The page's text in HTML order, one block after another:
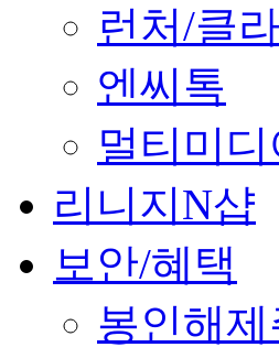
런처/클
엔씨톡
멀티미디
리니지N샵
보안/혜택
봉인해제